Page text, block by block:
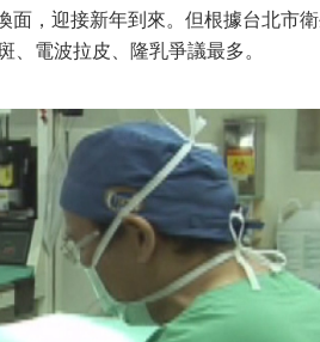
，迎接新年到來。但根據台北市
電波拉皮、隆乳爭議最多。